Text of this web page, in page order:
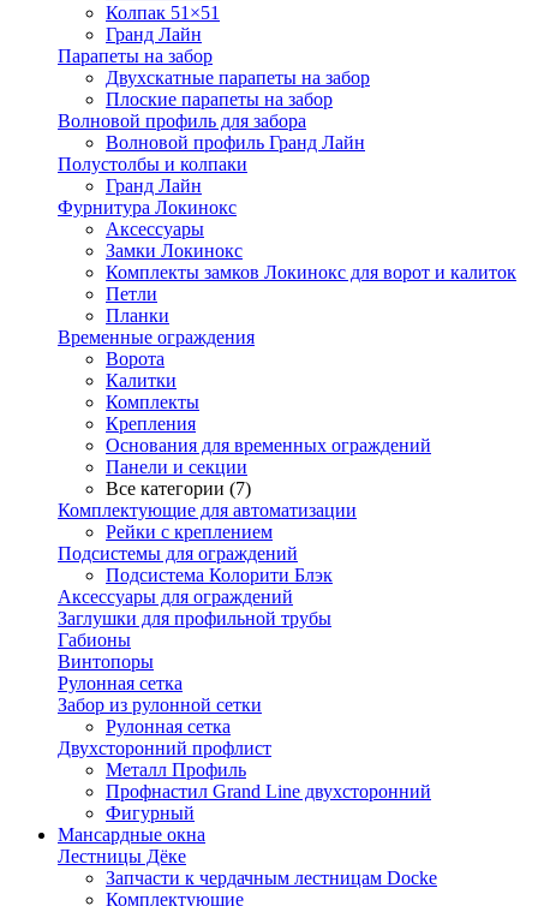
Колпак 51×51
Гранд Лайн
Парапеты на забор
Двухскатные парапеты на забор
Плоские парапеты на забор
Волновой профиль для забора
Волновой профиль Гранд Лайн
Полустолбы и колпаки
Гранд Лайн
Фурнитура Локинокс
Аксессуары
Замки Локинокс
Комплекты замков Локинокс для ворот и калиток
Петли
Планки
Временные ограждения
Ворота
Калитки
Комплекты
Крепления
Основания для временных ограждений
Панели и секции
Все категории (7)
Комплектующие для автоматизации
Рейки с креплением
Подсистемы для ограждений
Подсистема Колорити Блэк
Аксессуары для ограждений
Заглушки для профильной трубы
Габионы
Винтопоры
Рулонная сетка
Забор из рулонной сетки
Рулонная сетка
Двухсторонний профлист
Металл Профиль
Профнастил Grand Line двухсторонний
Фигурный
Мансардные окна
Лестницы Дёке
Запчасти к чердачным лестницам Docke
Комплектующие